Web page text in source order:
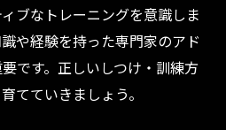
ブなトレーニングを意識しま
や経験を持った専門家のアド
です。正しいしつけ・訓練方
てていきましょう。